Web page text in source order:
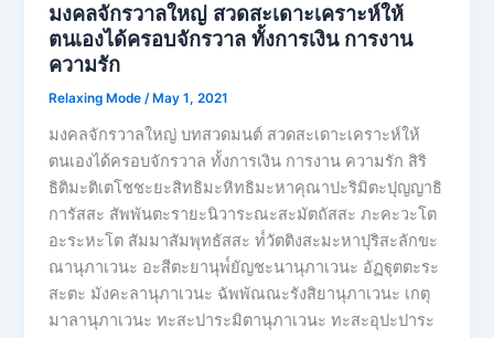
มงคลจักรวาลใหญ่ สวดสะเดาะเคราะห์ให้
ตนเองได้ครอบจักรวาล ทั้งการเงิน การงาน
ความรัก
Relaxing Mode/ May 1, 2021
มงคลจักรวาลใหญ่ บทสวดมนต์ สวดสะเดาะเคราะห์ให้
ตนเองได้ครอบจักรวาล ทั้งการเงิน การงาน ความรัก สิริ
ธิติมะติเตโชชะยะสิทธิมะหิทธิมะหาคุณาปะริมิตะปุญญาธิ
การัสสะ สัพพันตะรายะนิวาระณะสะมัตถัสสะ ภะคะวะโต
อะระหะโต สัมมาสัมพุทธัสสะ ท๎วัตติงสะมะหาปุริสะลักขะ
ณานุภาเวนะ อะสีตะยานุพ๎ยัญชะนานุภาเวนะ อัฏฐุตตะระ
สะตะ มังคะลานุภาเวนะ ฉัพพัณณะรังสิยานุภาเวนะ เกตุ
มาลานุภาเวนะ ทะสะปาระมิตานุภาเวนะ ทะสะอุปะปาระ